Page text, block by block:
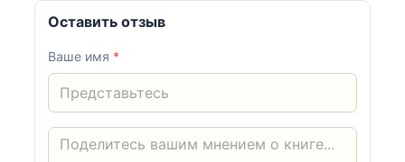
Оставить отзыв
Ваше имя *